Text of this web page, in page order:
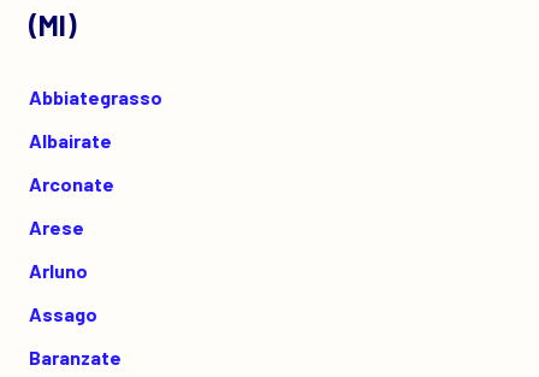
(MI)
Abbiategrasso
Albairate
Arconate
Arese
Arluno
Assago
Baranzate